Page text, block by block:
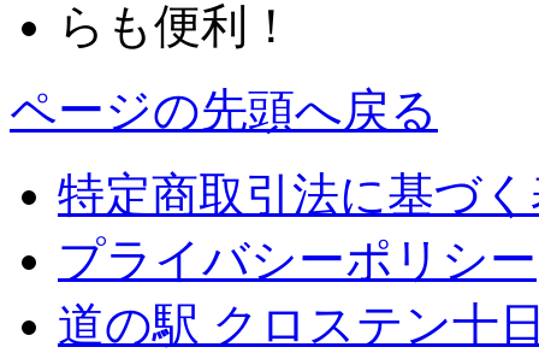
ページの先頭へ戻る
特定商取引法に基づ
プライバシーポリシー
道の駅 クロステン十